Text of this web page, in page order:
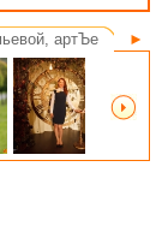
►
артЪе